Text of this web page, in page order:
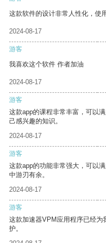
这款软件的设计非常人性化，使
2024-08-17
游客
我喜欢这个软件 作者加油
2024-08-17
游客
这款app的课程非常丰富，可以
己感兴趣的知识。
2024-08-17
游客
这款app的功能非常强大，可以
中游刃有余。
2024-08-17
游客
这款加速器VPM应用程序已经
护。